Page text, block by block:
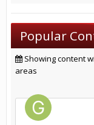
Popular
Showing content
areas